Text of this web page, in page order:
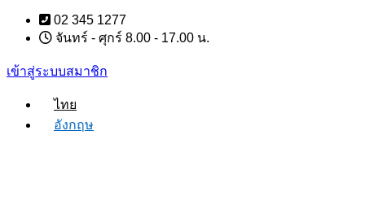
Skip
content
02 345 1277
จันทร์ - ศุกร์ 8.00 - 17.00 น.
เข้าสู่ระบบสมาชิก
ไทย
อังกฤษ